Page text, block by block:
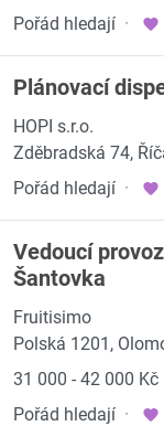
Pořád hledají ·
Plánovací
HOPI s.r.o.
Zděbradská 74,
Pořád hledají ·
Vedoucí
Šantovka
Fruitisimo
Polská 1201,
31 000 - 42 000 Kč
Pořád hledají ·